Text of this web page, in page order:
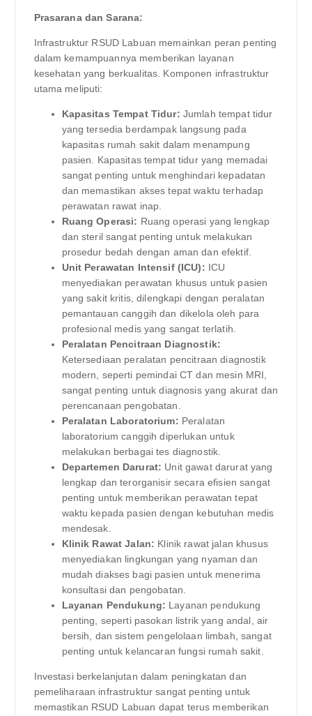
Prasarana dan Sarana:
Infrastruktur RSUD Labuan memainkan peran penting
dalam kemampuannya memberikan layanan
kesehatan yang berkualitas. Komponen infrastruktur
utama meliputi:
Kapasitas Tempat Tidur: Jumlah tempat tidur
yang tersedia berdampak langsung pada
kapasitas rumah sakit dalam menampung
pasien. Kapasitas tempat tidur yang memadai
sangat penting untuk menghindari kepadatan
dan memastikan akses tepat waktu terhadap
perawatan rawat inap.
Ruang Operasi: Ruang operasi yang lengkap
dan steril sangat penting untuk melakukan
prosedur bedah dengan aman dan efektif.
Unit Perawatan Intensif (ICU): ICU
menyediakan perawatan khusus untuk pasien
yang sakit kritis, dilengkapi dengan peralatan
pemantauan canggih dan dikelola oleh para
profesional medis yang sangat terlatih.
Peralatan Pencitraan Diagnostik:
Ketersediaan peralatan pencitraan diagnostik
modern, seperti pemindai CT dan mesin MRI,
sangat penting untuk diagnosis yang akurat dan
perencanaan pengobatan.
Peralatan Laboratorium: Peralatan
laboratorium canggih diperlukan untuk
melakukan berbagai tes diagnostik.
Departemen Darurat: Unit gawat darurat yang
lengkap dan terorganisir secara efisien sangat
penting untuk memberikan perawatan tepat
waktu kepada pasien dengan kebutuhan medis
mendesak.
Klinik Rawat Jalan: Klinik rawat jalan khusus
menyediakan lingkungan yang nyaman dan
mudah diakses bagi pasien untuk menerima
konsultasi dan pengobatan.
Layanan Pendukung: Layanan pendukung
penting, seperti pasokan listrik yang andal, air
bersih, dan sistem pengelolaan limbah, sangat
penting untuk kelancaran fungsi rumah sakit.
Investasi berkelanjutan dalam peningkatan dan
pemeliharaan infrastruktur sangat penting untuk
memastikan RSUD Labuan dapat terus memberikan